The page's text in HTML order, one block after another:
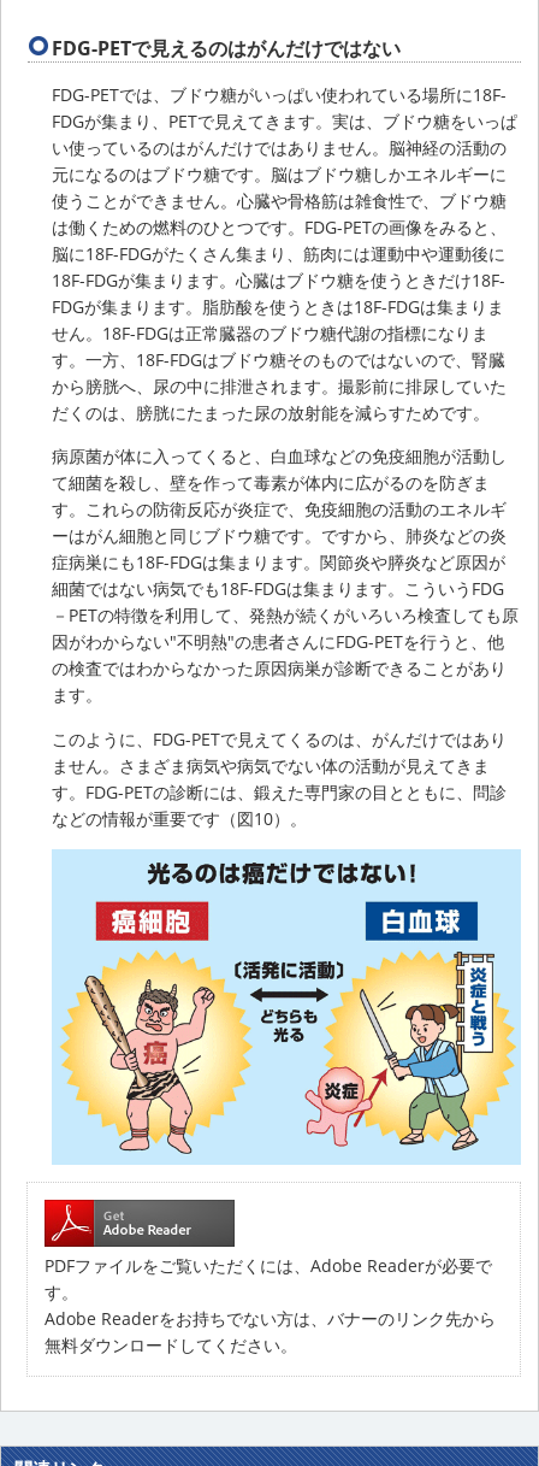
FDG-PETで見えるのはがんだけではない
FDG-PETでは、ブドウ糖がいっぱい使われている場所に18F-
FDGが集まり、PETで見えてきます。実は、ブドウ糖をいっぱ
い使っているのはがんだけではありません。脳神経の活動の
元になるのはブドウ糖です。脳はブドウ糖しかエネルギーに
使うことができません。心臓や骨格筋は雑食性で、ブドウ糖
は働くための燃料のひとつです。FDG-PETの画像をみると、
脳に18F-FDGがたくさん集まり、筋肉には運動中や運動後に
18F-FDGが集まります。心臓はブドウ糖を使うときだけ18F-
FDGが集まります。脂肪酸を使うときは18F-FDGは集まりま
せん。18F-FDGは正常臓器のブドウ糖代謝の指標になりま
す。一方、18F-FDGはブドウ糖そのものではないので、腎臓
から膀胱へ、尿の中に排泄されます。撮影前に排尿していた
だくのは、膀胱にたまった尿の放射能を減らすためです。
病原菌が体に入ってくると、白血球などの免疫細胞が活動し
て細菌を殺し、壁を作って毒素が体内に広がるのを防ぎま
す。これらの防衛反応が炎症で、免疫細胞の活動のエネルギ
ーはがん細胞と同じブドウ糖です。ですから、肺炎などの炎
症病巣にも18F-FDGは集まります。関節炎や膵炎など原因が
細菌ではない病気でも18F-FDGは集まります。こういうFDG
－PETの特徴を利用して、発熱が続くがいろいろ検査しても原
因がわからない"不明熱"の患者さんにFDG-PETを行うと、他
の検査ではわからなかった原因病巣が診断できることがあり
ます。
このように、FDG-PETで見えてくるのは、がんだけではあり
ません。さまざま病気や病気でない体の活動が見えてきま
す。FDG-PETの診断には、鍛えた専門家の目とともに、問診
などの情報が重要です（図10）。
PDFファイルをご覧いただくには、Adobe Readerが必要で
す。
Adobe Readerをお持ちでない方は、バナーのリンク先から
無料ダウンロードしてください。